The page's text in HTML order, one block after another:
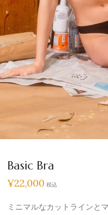
Basic Bra
¥22,000 税込
ミニマルなカットラインと